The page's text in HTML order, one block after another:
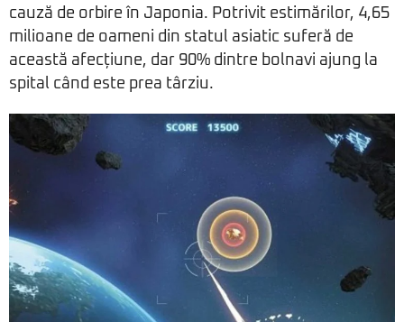
cauză de orbire în Japonia. Potrivit estimărilor, 4,65
milioane de oameni din statul asiatic suferă de
această afecțiune, dar 90% dintre bolnavi ajung la
spital când este prea târziu.